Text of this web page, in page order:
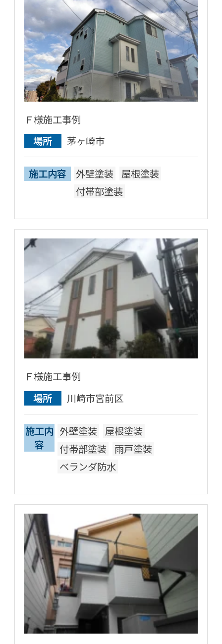
Ｆ様施工事例
場所
茅ヶ崎市
施工内容 外壁塗装
屋根塗装
付帯部塗装
Ｆ様施工事例
場所
川崎市宮前区
施工内
容
外壁塗装
屋根塗装
付帯部塗装
雨戸塗装
ベランダ防水